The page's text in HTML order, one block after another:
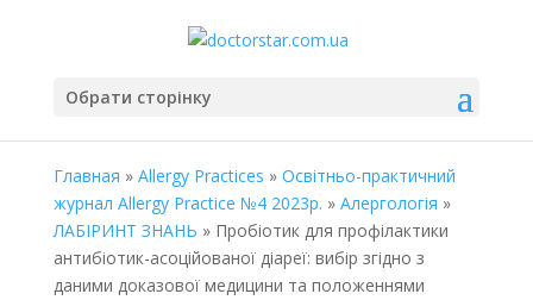
Обрати сторінку
Главная » Allergy Practices » Освітньо-практичний
журнал Allergy Practice №4 2023р. » Алергологія »
ЛАБІРИНТ ЗНАНЬ » Пробіотик для профілактики
антибіотик-асоційованої діареї: вибір згідно з
даними доказової медицини та положеннями